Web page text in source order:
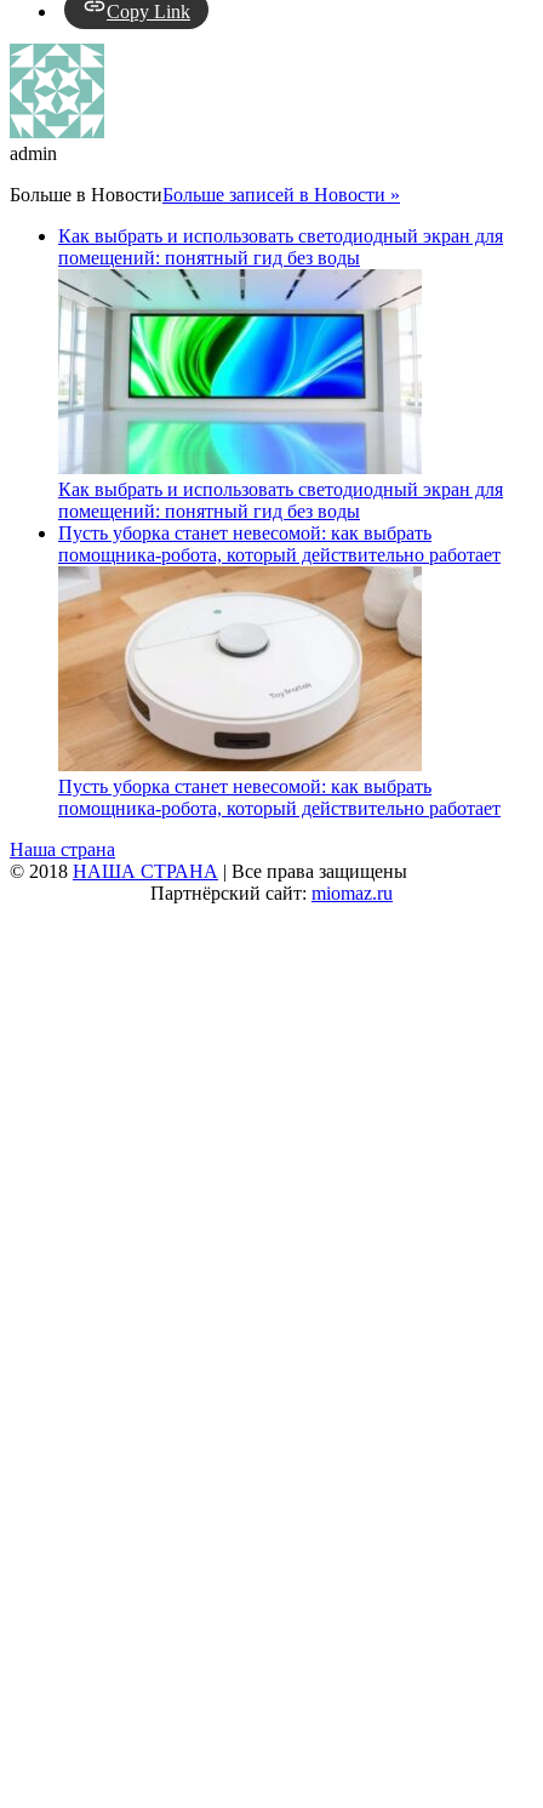
Copy Link
admin
Больше в НовостиБольше записей в Новости »
Как выбрать и использовать светодиодный экран для
помещений: понятный гид без воды
Как выбрать и использовать светодиодный экран для
помещений: понятный гид без воды
Пусть уборка станет невесомой: как выбрать
помощника‑робота, который действительно работает
Пусть уборка станет невесомой: как выбрать
помощника‑робота, который действительно работает
Наша страна
© 2018 НАША СТРАНА | Все права защищены
Партнёрский сайт: miomaz.ru